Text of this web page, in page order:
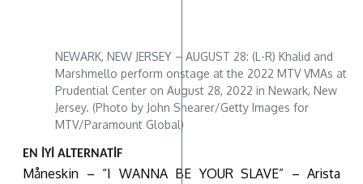
NEWARK, NEW JERSEY – AUGUST 28: (L-R) Khalid and
Marshmello perform onstage at the 2022 MTV VMAs at
Prudential Center on August 28, 2022 in Newark, New
Jersey. (Photo by John Shearer/Getty Images for
MTV/Paramount Global)
EN İYİ ALTERNATİF
Måneskin – “I WANNA BE YOUR SLAVE” – Arista